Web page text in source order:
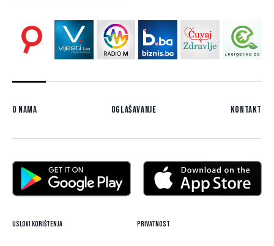
O nama Oglašavanje Kontakt
Uslovi korištenja Privatnost